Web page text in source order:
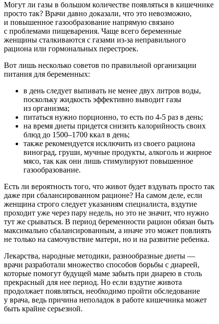
Могут ли газы в большом количестве появляться в кишечнике
просто так? Врачи давно доказали, что это невозможно,
и повышенное газообразование напрямую связано
с проблемами пищеварения. Чаще всего беременные
женщины сталкиваются с газами из-за неправильного
рациона или гормональных перестроек.
Вот лишь несколько советов по правильной организации
питания для беременных:
в день следует выпивать не менее двух литров воды,
поскольку жидкость эффективно выводит газы
из организма;
питаться нужно порционно, то есть по 4-5 раз в день;
на время диеты придется снизить калорийность своих
блюд до 1500–1700 ккал в день;
также рекомендуется исключить из своего рациона
виноград, груши, мучные продукты, алкоголь и жирное
мясо, так как они лишь стимулируют повышенное
газообразование.
Есть ли вероятность того, что живот будет вздувать просто так
даже при сбалансированном рационе? На самом деле, если
женщина строго следует указаниям специалиста, вздутие
проходит уже через пару недель, но это не значит, что нужно
тут же срываться. В период беременности рацион обязан быть
максимально сбалансированным, а иначе это может повлиять
не только на самочувствие матери, но и на развитие ребенка.
Лекарства, народные методики, разнообразные диеты —
врачи разработали множество способов борьбы с диареей,
которые помогут будущей маме забыть при диарею в столь
прекрасный для нее период. Но если вздутие живота
продолжает появляться, необходимо пройти обследование
у врача, ведь причина неполадок в работе кишечника может
быть крайне серьезной.